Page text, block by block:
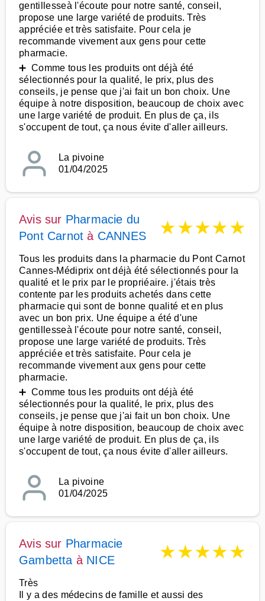
gentillesseà l'écoute pour notre santé, conseil,
propose une large variété de produits. Très
appréciée et très satisfaite. Pour cela je
recommande vivement aux gens pour cette
pharmacie.
➕ Comme tous les produits ont déjà été
sélectionnés pour la qualité, le prix, plus des
conseils, je pense que j'ai fait un bon choix. Une
équipe à notre disposition, beaucoup de choix avec
une large variété de produit. En plus de ça, ils
s'occupent de tout, ça nous évite d'aller ailleurs.
La pivoine
01/04/2025
Avis sur Pharmacie du
Pont Carnot à CANNES ★★★★★
Tous les produits dans la pharmacie du Pont Carnot
Cannes-Médiprix ont déjà été sélectionnés pour la
qualité et le prix par le propriéaire. j'étais très
contente par les produits achetés dans cette
pharmacie qui sont de bonne qualité et en plus
avec un bon prix. Une équipe a été d'une
gentillesseà l'écoute pour notre santé, conseil,
propose une large variété de produits. Très
appréciée et très satisfaite. Pour cela je
recommande vivement aux gens pour cette
pharmacie.
➕ Comme tous les produits ont déjà été
sélectionnés pour la qualité, le prix, plus des
conseils, je pense que j'ai fait un bon choix. Une
équipe à notre disposition, beaucoup de choix avec
une large variété de produit. En plus de ça, ils
s'occupent de tout, ça nous évite d'aller ailleurs.
La pivoine
01/04/2025
Avis sur Pharmacie
Gambetta à NICE ★★★★★
Très
Il y a des médecins de famille et aussi des